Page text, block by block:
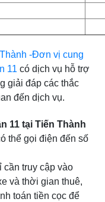
-Đơn vị cung
11 có dịch vụ hỗ trợ
giải đáp các thắc
đến dịch vụ.
11 tại Tiến Thành
thể gọi điện đến số
truy cập vào
và thời gian thuê,
toán tiền cọc để